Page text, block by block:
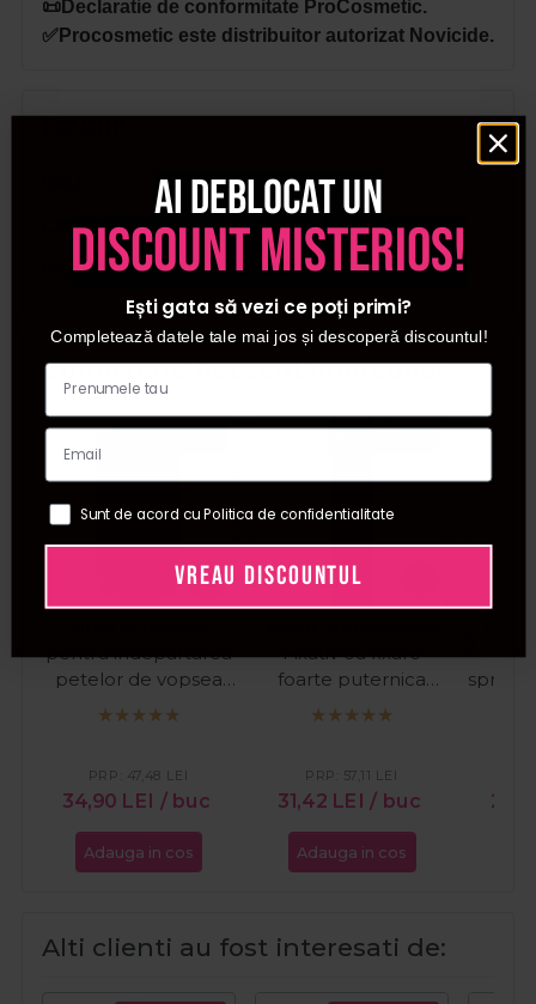
📜Declaratie de conformitate ProCosmetic.
✅Procosmetic este distribuitor autorizat Novicide.
Detalii
4260638460171
Categorii
Sterilizare / Dezinfectare
Brand
Novicide
Cumparate frecvent impreuna:
pentru indepartarea
petelor de vopsea
Turbo Touch 100buc
34,90 LEI / buc
PRP: 47,48 LEI
Adauga in cos
Fixativ cu fixare
foarte puternica
Performance Fix-2
31,42 LEI / buc
PRP: 57,11 LEI
Adauga in cos
Alti clienti au fost interesati de:
Ai deblocat un
discount misterios!
Ești gata să vezi ce poți primi?
Completează datele tale mai jos și descoperă discountul!
Sunt de acord cu Politica de confidentialitate
VREAU DISCOUNTUL